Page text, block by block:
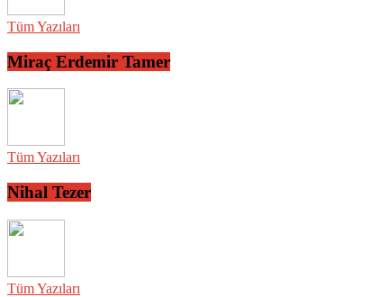
Tüm Yazıları
Miraç Erdemir Tamer
Tüm Yazıları
Nihal Tezer
Tüm Yazıları